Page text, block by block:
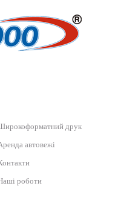
друк
автовежі
роботи